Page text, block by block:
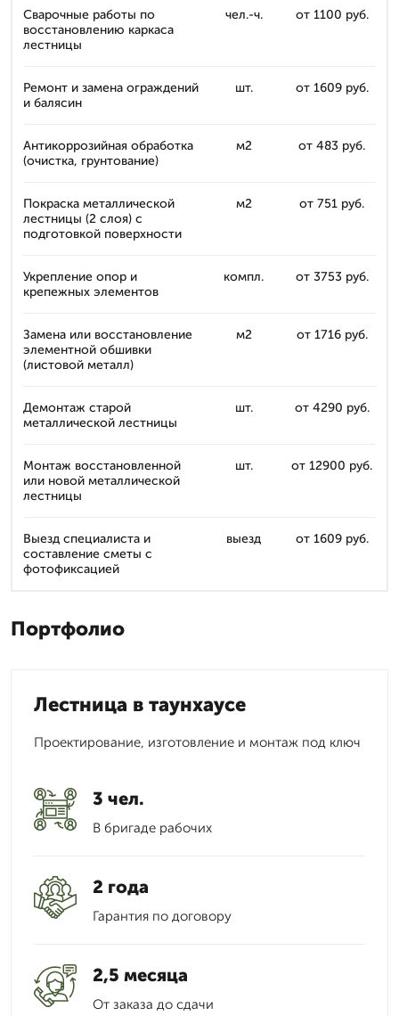
Сварочные работы по
восстановлению каркаса
лестницы
чел.-ч. от 1100 руб.
Ремонт и замена ограждений
и балясин
шт. от 1609 руб.
Антикоррозийная обработка
(очистка, грунтование)
м2 от 483 руб.
Покраска металлической
лестницы (2 слоя) с
подготовкой поверхности
м2 от 751 руб.
Укрепление опор и
крепежных элементов
компл. от 3753 руб.
Замена или восстановление
элементной обшивки
(листовой металл)
м2 от 1716 руб.
Демонтаж старой
металлической лестницы
шт. от 4290 руб.
Монтаж восстановленной
или новой металлической
лестницы
шт. от 12900 руб.
Выезд специалиста и
составление сметы с
фотофиксацией
выезд от 1609 руб.
Портфолио
Лестница в таунхаусе
Проектирование, изготовление и монтаж под ключ
3 чел.
В бригаде рабочих
2 года
Гарантия по договору
2,5 месяца
От заказа до сдачи